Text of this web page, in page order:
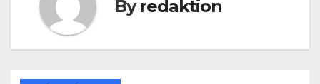
Byredaktion